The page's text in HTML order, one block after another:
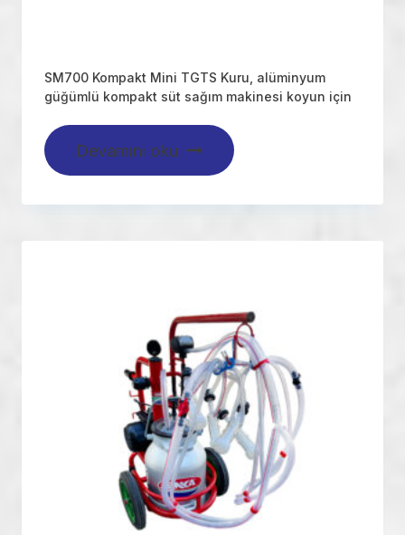
SM700 Kompakt Mini TGTS Kuru, alüminyum
güğümlü kompakt süt sağım makinesi koyun için
Devamını oku